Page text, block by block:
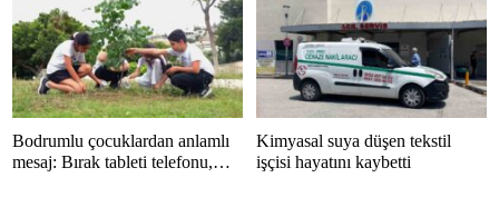
Bodrumlu çocuklardan anlamlı
mesaj: Bırak tableti telefonu,
Kimyasal suya düşen tekstil
işçisi hayatını kaybetti